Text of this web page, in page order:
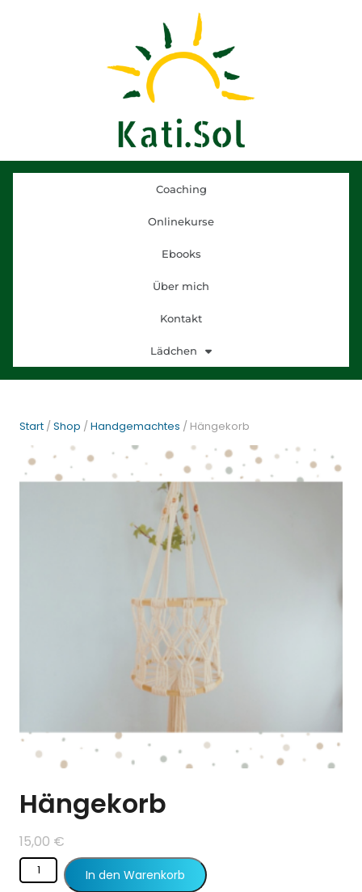
Coaching
Onlinekurse
Ebooks
Über mich
Kontakt
Lädchen
Start /Shop /Handgemachtes / Hängekorb
Hängekorb
15,00 €
In den Warenkorb